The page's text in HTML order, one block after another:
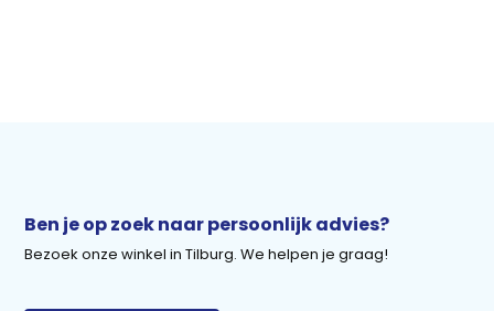
Ben je op zoek naar persoonlijk advies?
Bezoek onze winkel in Tilburg. We helpen je graag!